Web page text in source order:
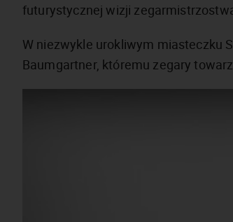
futurystycznej wizji
W niezwykle urokliwym miasteczku
Baumgartner, któremu zegary